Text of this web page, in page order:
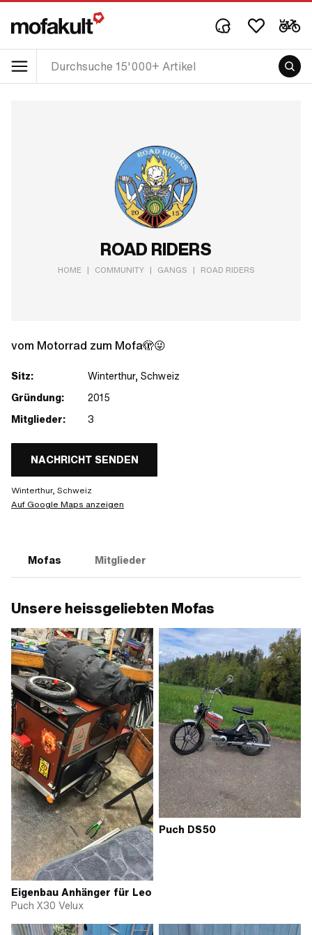
ROAD RIDERS
HOME | COMMUNITY | GANGS | ROAD RIDERS
vom Motorrad zum Mofa🫣😜
Sitz:
Winterthur, Schweiz
Gründung:
2015
Mitglieder:
3
NACHRICHT SENDEN
Winterthur, Schweiz
Auf Google Maps anzeigen
Mofas Mitglieder
Unsere heissgeliebten Mofas
Eigenbau Anhänger für Leo
Puch X30 Velux
Puch DS50